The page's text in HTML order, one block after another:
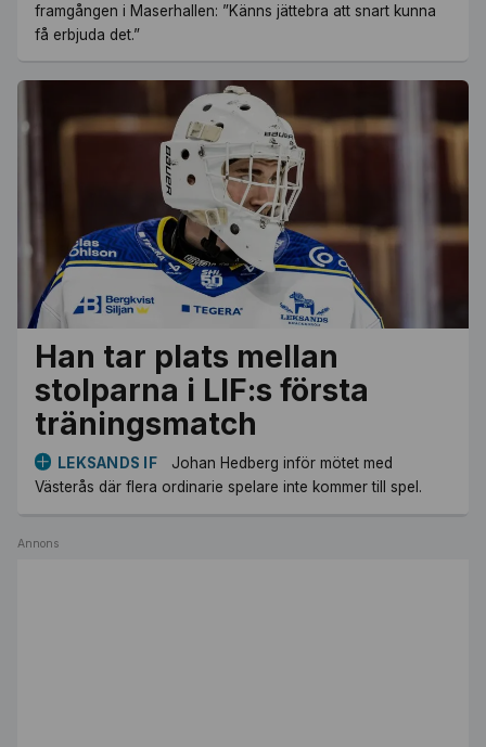
framgången i Maserhallen: ”Känns jättebra att snart kunna
få erbjuda det.”
Han tar plats mellan
stolparna i LIF:s första
träningsmatch
LEKSANDS IF
Johan Hedberg inför mötet med
Västerås där flera ordinarie spelare inte kommer till spel.
Annons